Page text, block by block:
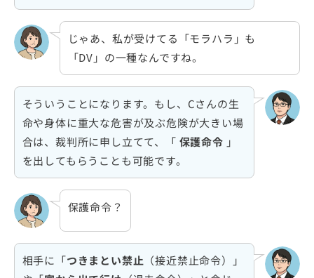
じゃあ、私が受けてる「モラハラ」も
「DV」の一種なんですね。
そういうことになります。もし、Cさんの生
命や身体に重大な危害が及ぶ危険が大きい場
合は、裁判所に申し立てて、「 保護命令 」
を出してもらうことも可能です。
保護命令？
相手に「つきまとい禁止 （接近禁止命令）」